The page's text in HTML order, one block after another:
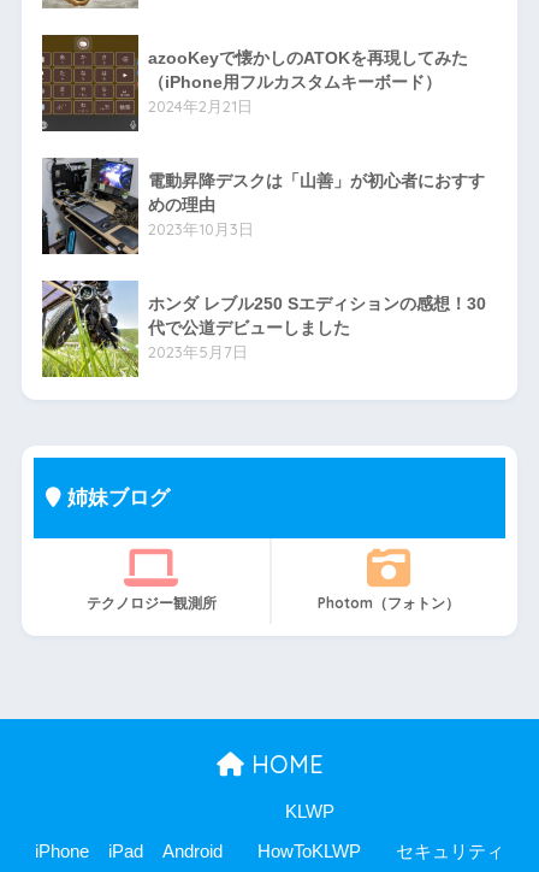
azooKeyで懐かしのATOKを再現してみた
（iPhone用フルカスタムキーボード）
2024年2月21日
電動昇降デスクは「山善」が初心者におすす
めの理由
2023年10月3日
ホンダ レブル250 Sエディションの感想！30
代で公道デビューしました
2023年5月7日
姉妹ブログ
テクノロジー観測所 Photom（フォトン）
HOME
iPhone iPad Android
KLWP
HowToKLWP セキュリティ